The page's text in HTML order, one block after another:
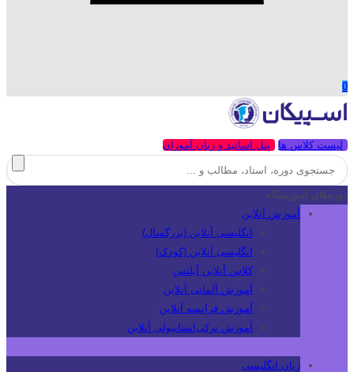
0
لیست کلاس ها پنل اساتید و زبان آموزان
دوره‌های آموزشگاه
آموزش آنلاین
انگلیسی آنلاین (بزرگسال)
انگلیسی آنلاین (کودک)
کلاس آنلاین آیلتس
آموزش آلمانی آنلاین
آموزش فرانسه آنلاین
آموزش ترکی‌استانبولی آنلاین
زبان انگلیسی